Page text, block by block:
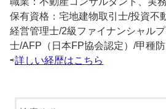
保有資格：宅地建物取引士/投資不
経営管理士/2級ファイナンシャル
士/AFP（日本FP協会認定）/甲種
⇨詳しい経歴はこちら